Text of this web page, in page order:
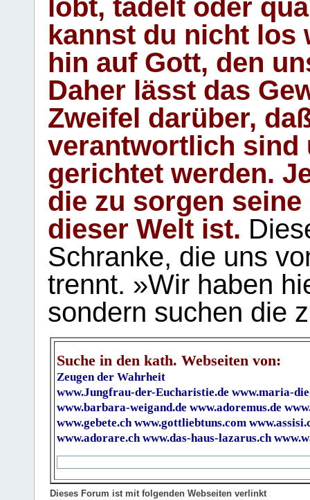
lobt, tadelt oder
kannst du nicht los
hin auf Gott, den
Daher lässt das
Zweifel darüber,
verantwortlich sind
gerichtet werden.
die zu sorgen
dieser Welt ist.
Schranke, die uns
trennt. »Wir haben
sondern suchen die
Suche in den kath. Webseiten von:
Zeugen der Wahrheit
www.Jungfrau-der-Eucharistie.de www.maria-
www.barbara-weigand.de www.adoremus.de
www.gebete.ch www.gottliebtuns.com
www.adorare.ch www.das-haus-lazarus.ch
Dieses Forum ist mit folgenden Webseiten verlinkt